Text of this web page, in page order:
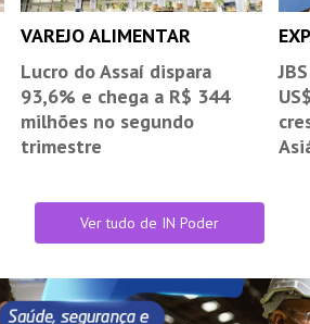
VAREJO ALIMENTAR
Lucro do Assaí dispara
93,6% e chega a R$ 344
milhões no segundo
trimestre
Ver tudo de IN Poder